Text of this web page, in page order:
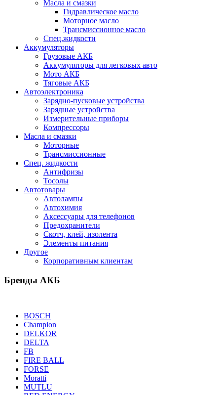
Масла и смазки
Гидравлическое масло
Моторное масло
Трансмиссионное масло
Спец.жидкости
Аккумуляторы
Грузовые АКБ
Аккумуляторы для легковых авто
Мото АКБ
Тяговые АКБ
Автоэлектроника
Зарядно-пусковые устройства
Зарядные устройства
Измерительные приборы
Компрессоры
Масла и смазки
Моторные
Трансмиссионные
Спец. жидкости
Антифризы
Тосолы
Автотовары
Автолампы
Автохимия
Аксессуары для телефонов
Предохранители
Скотч, клей, изолента
Элементы питания
Другое
Корпоративным клиентам
Бренды АКБ
BOSCH
Champion
DELKOR
DELTA
FB
FIRE BALL
FORSE
Moratti
MUTLU